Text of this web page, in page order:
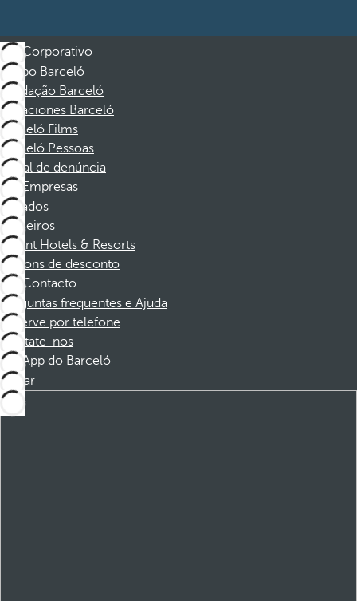
Corporativo
Grupo Barceló
Fundação Barceló
Vacaciones Barceló
Barceló Films
Barceló Pessoas
Canal de denúncia
Empresas
Afiliados
Parceiros
Dorint Hotels & Resorts
Cupons de desconto
Contacto
Perguntas frequentes e Ajuda
Reserve por telefone
Contate-nos
App do Barceló
Baixar